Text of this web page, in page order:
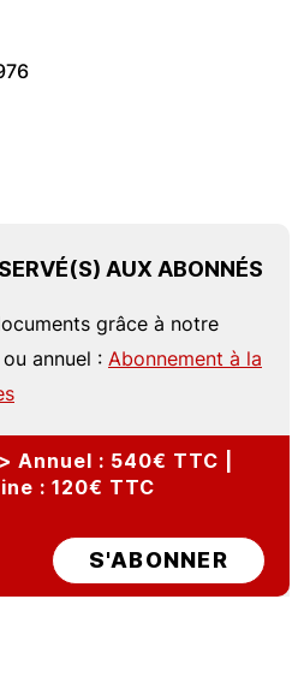
AUX ABONNÉS
grâce à notre
annuel : Abonnement à la
Annuel : 540€ TTC |
: 120€ TTC
S'ABONNER